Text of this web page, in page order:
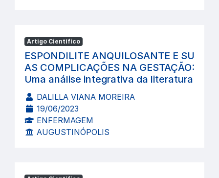
Artigo Científico
ESPONDILITE ANQUILOSANTE E SU
AS COMPLICAÇÕES NA GESTAÇÃO:
Uma análise integrativa da literatura
DALILLA VIANA MOREIRA
19/06/2023
ENFERMAGEM
AUGUSTINÓPOLIS